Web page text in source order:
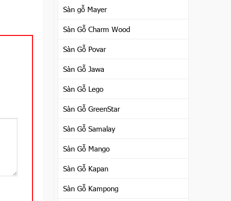
Sàn gỗ Mayer
Sàn Gỗ Charm Wood
Sàn Gỗ Povar
Sàn Gỗ Jawa
Sàn Gỗ Lego
Sàn Gỗ GreenStar
Sàn Gỗ Samalay
Sàn Gỗ Mango
Sàn Gỗ Kapan
Sàn Gỗ Kampong